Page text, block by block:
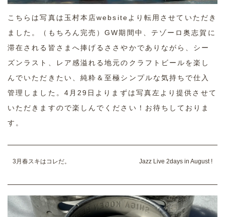
こちらは写真は玉村本店websiteより転用させていただき
ました。（もちろん完売）GW期間中、テゾーロ奥志賀に
滞在される皆さまへ捧げるささやかでありながら、シー
ズンラスト、レア感溢れる地元のクラフトビールを楽し
んでいただきたい、純粋＆至極シンプルな気持ちで仕入
管理しました。4月29日よりまずは写真左より提供させて
いただきますので楽しんでください！お待ちしておりま
す。
3月春スキはコレだ。 Jazz Live 2days in August !